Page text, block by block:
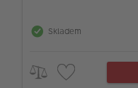
Skladem